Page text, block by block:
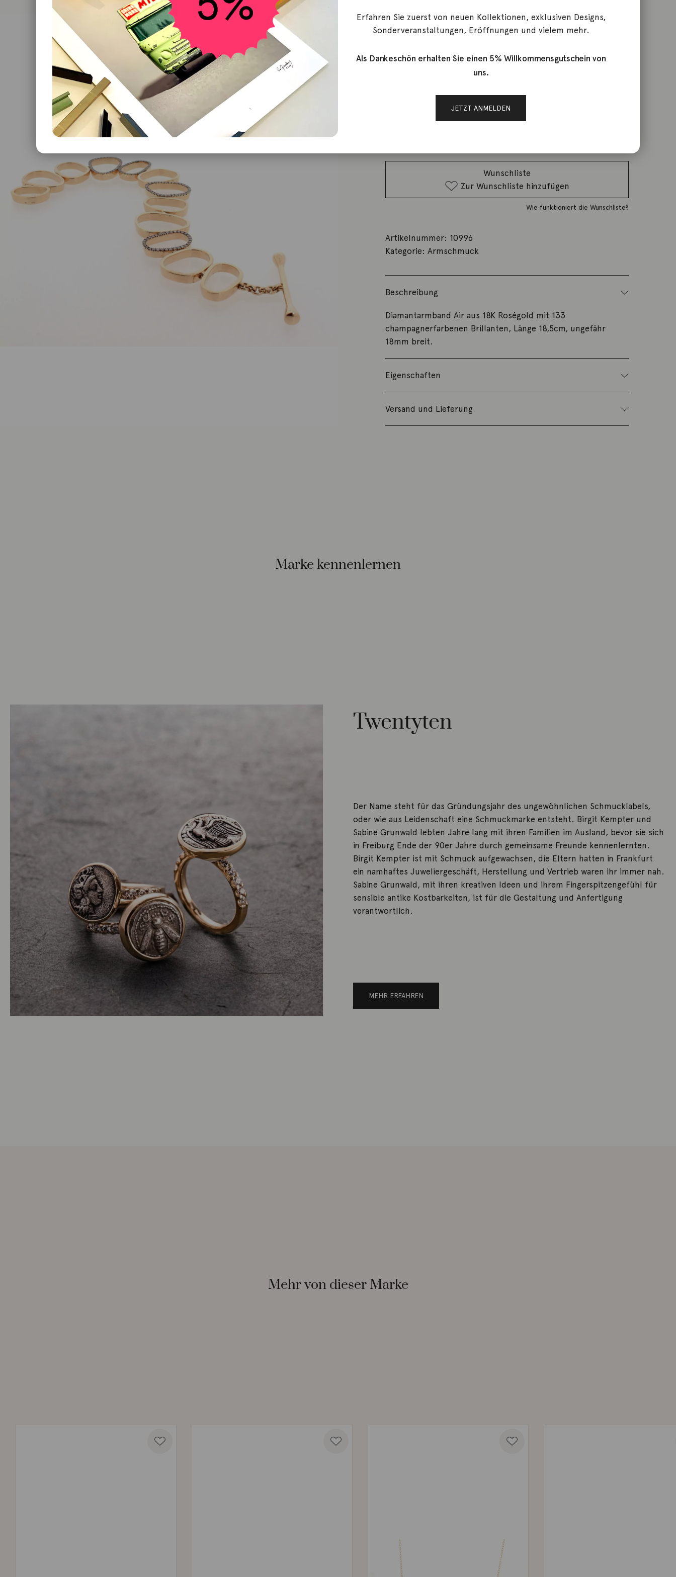
TwentyTen
Diamantarmband Air 18K Roségold
Diamantarmband
Menge
Wunschliste
Zur Wunschliste hinzufügen
Wie funktioniert die Wunschliste?
Artikelnummer: 10996
Kategorie:Armschmuck
Beschreibung
Diamantarmband Air aus 18K Roségold mit 133
champagnerfarbenen Brillanten, Länge 18,5cm, ungefähr
18mm breit.
Eigenschaften
Versand und Lieferung
Marke kennenlernen
Twentyten
Der Name steht für das Gründungsjahr des ungewöhnlichen Schmucklabels,
oder wie aus Leidenschaft eine Schmuckmarke entsteht. Birgit Kempter und
Sabine Grunwald lebten Jahre lang mit ihren Familien im Ausland, bevor sie sich
in Freiburg Ende der 90er Jahre durch gemeinsame Freunde kennenlernten.
Birgit Kempter ist mit Schmuck aufgewachsen, die Eltern hatten in Frankfurt
ein namhaftes Juweliergeschäft, Herstellung und Vertrieb waren ihr immer nah.
Sabine Grunwald, mit ihren kreativen Ideen und ihrem Fingerspitzengefühl für
sensible antike Kostbarkeiten, ist für die Gestaltung und Anfertigung
verantwortlich.
MEHR ERFAHREN
Mehr von dieser Marke
Erfahren Sie zuerst von neuen Kollektionen, exklusiven Designs,
Sonderveranstaltungen, Eröffnungen und vielem mehr.
Als Dankeschön erhalten Sie einen 5% Willkommensgutschein von
uns.
JETZT ANMELDEN